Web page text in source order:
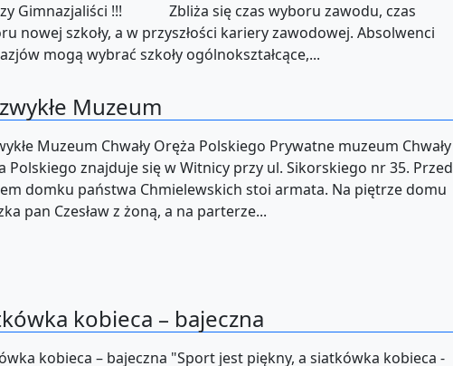
Gimnazjaliści !!! Zbliża się czas wyboru zawodu, czas
nowej szkoły, a w przyszłości kariery zawodowej. Absolwenci
mogą wybrać szkoły ogólnokształcące,...
Muzeum
Muzeum Chwały Oręża Polskiego Prywatne muzeum Chwały
Polskiego znajduje się w Witnicy przy ul. Sikorskiego nr 35. Przed
domku państwa Chmielewskich stoi armata. Na piętrze domu
pan Czesław z żoną, a na parterze...
kobieca – bajeczna
kobieca – bajeczna "Sport jest piękny, a siatkówka kobieca -